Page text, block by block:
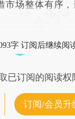
场整体有序
字 订阅后继续阅
已订阅的阅读权
订阅/会员升